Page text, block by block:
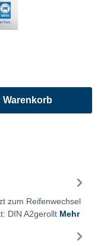
Warenkorb
zum Reifenwechsel
DIN A2gerollt Mehr